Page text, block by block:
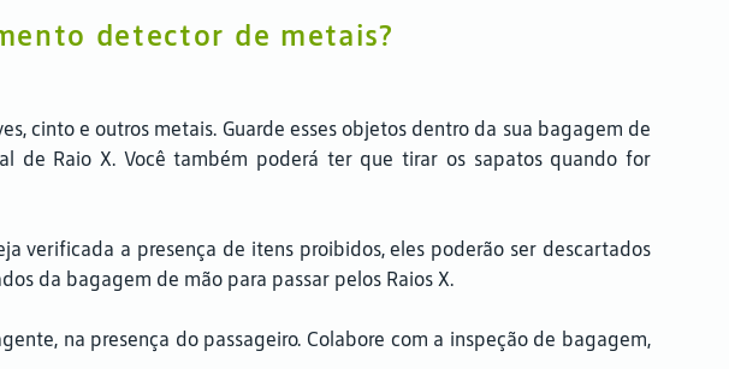
detector de metais?
cinto e outros metais. Guarde esses objetos dentro da sua bagagem de
de Raio X. Você também poderá ter que tirar os sapatos quando for
verificada a presença de itens proibidos, eles poderão ser descartados
da bagagem de mão para passar pelos Raios X.
na presença do passageiro. Colabore com a inspeção de bagagem,